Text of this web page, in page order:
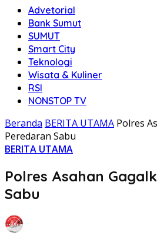
Advetorial
Bank Sumut
SUMUT
Smart City
Teknologi
Wisata & Kuliner
RSI
NONSTOP TV
Beranda BERITA UTAMA Polres
Peredaran Sabu
BERITA UTAMA
Polres Asahan
Sabu